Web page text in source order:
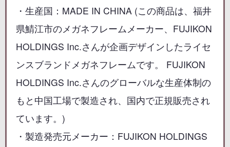
・生産国：MADE IN CHINA (この商品は、福井
県鯖江市のメガネフレームメーカー、FUJIKON
HOLDINGS Inc.さんが企画デザインしたライセ
ンスブランドメガネフレームです。 FUJIKON
HOLDINGS Inc.さんのグローバルな生産体制の
もと中国工場で製造され、国内で正規販売され
ています。)
・製造発売元メーカー：FUJIKON HOLDINGS